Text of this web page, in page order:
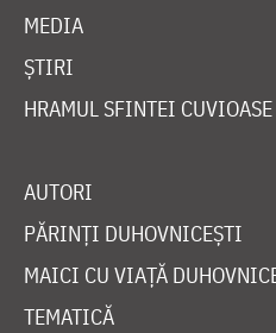
MEDIA
ȘTIRI
HRAMUL SFINTEI CUVIOASE
AUTORI
PĂRINȚI DUHOVNICEȘTI
MAICI CU VIAȚĂ
TEMATICĂ